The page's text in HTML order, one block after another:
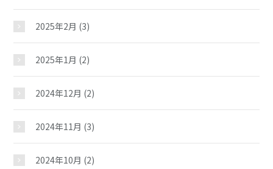
2025年2月 (3)
2025年1月 (2)
2024年12月 (2)
2024年11月 (3)
2024年10月 (2)